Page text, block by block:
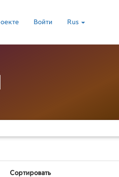
Войти Rus
Сортировать